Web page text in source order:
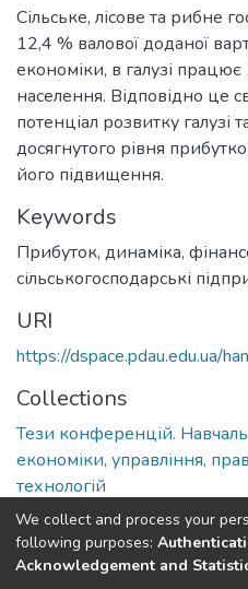
Сільське, лісове та рибне
12,4 % валової доданої
економіки, в галузі
населення. Відповідно це
потенціал розвитку галузі
досягнутого рівня
його підвищення.
Keywords
Прибуток, динаміка,
сільськогосподарські
URI
https://dspace.pdau.edu.ua/
Collections
Тези конференцій.
економіки, управління,
технологій
Full item page
We collect and process your
following purposes:
Acknowledgement and